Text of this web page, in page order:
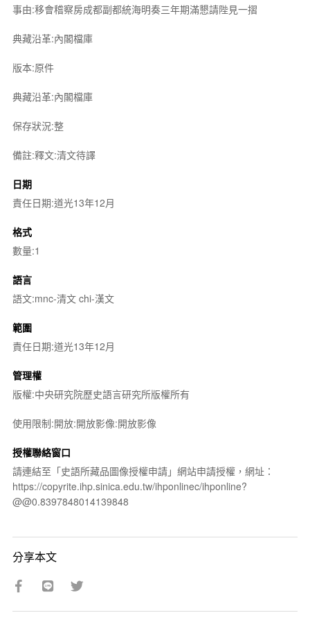
事由:移會稽察房成都副都統海明奏三年期滿懇請陛見一摺
典藏沿革:內閣檔庫
版本:原件
典藏沿革:內閣檔庫
保存狀況:整
備註:釋文:清文待譯
日期
責任日期:道光13年12月
格式
數量:1
語言
語文:mnc-清文 chi-漢文
範圍
責任日期:道光13年12月
管理權
版權:中央研究院歷史語言研究所版權所有
使用限制:開放:開放影像:開放影像
授權聯絡窗口
請連結至「史語所藏品圖像授權申請」網站申請授權，網址：
https://copyrite.ihp.sinica.edu.tw/ihponlinec/ihponline?
@@0.8397848014139848
分享本文